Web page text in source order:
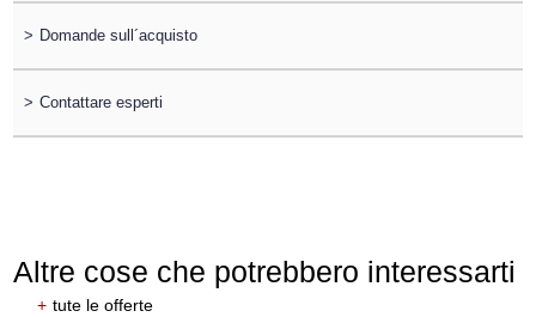
> Domande sull´acquisto
> Contattare esperti
Altre cose che potrebbero interessarti
+ tute le offerte